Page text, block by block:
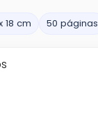
18 cm 50 páginas